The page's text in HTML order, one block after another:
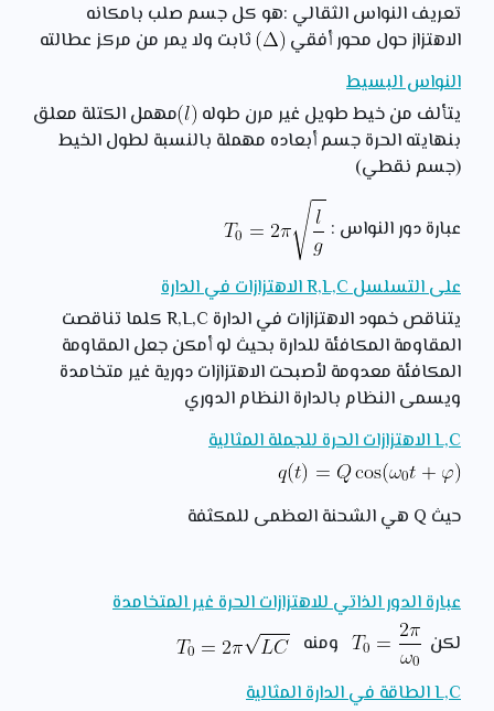
تعريف النواس الثقالي :هو كل جسم صلب بامكانه
الاهتزاز حول محور أفقي
ثابت ولا يمر من مركز عطالته
النواس البسيط
يتألف من خيط طويل غير مرن طوله
مهمل الكتلة معلق
بنهايته الحرة جسم أبعاده مهملة بالنسبة لطول الخيط
(جسم نقطي)
عبارة دور النواس :
على التسلسل R,L,C الاهتزازات في الدارة
يتناقص خمود الاهتزازات في الدارة R,L,C كلما تناقصت
المقاومة المكافئة للدارة بحيث لو أمكن جعل المقاومة
المكافئة معدومة لأصبحت الاهتزازات دورية غير متخامدة
ويسمى النظام بالدارة النظام الدوري
L,C الاهتزازات الحرة للجملة المثالية
حيث Q هي الشحنة العظمى للمكثفة
عبارة الدور الذاتي للاهتزازات الحرة غير المتخامدة
لكن
ومنه
L,C الطاقة في الدارة المثالية